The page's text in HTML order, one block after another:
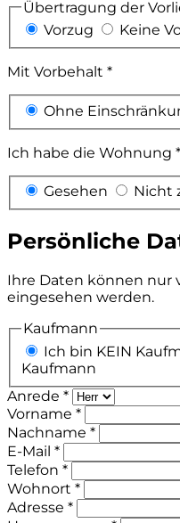
Übertragung der
Vorzug
Keine
Mit Vorbehalt *
Ohne
Ich habe die Wohnung *
Gesehen Nicht
Persönliche
Ihre Daten können nur
eingesehen werden.
Kaufmann
Ich bin KEIN
Kaufmann
Anrede *
Vorname *
Nachname *
E-Mail *
Telefon *
Wohnort *
Adresse *